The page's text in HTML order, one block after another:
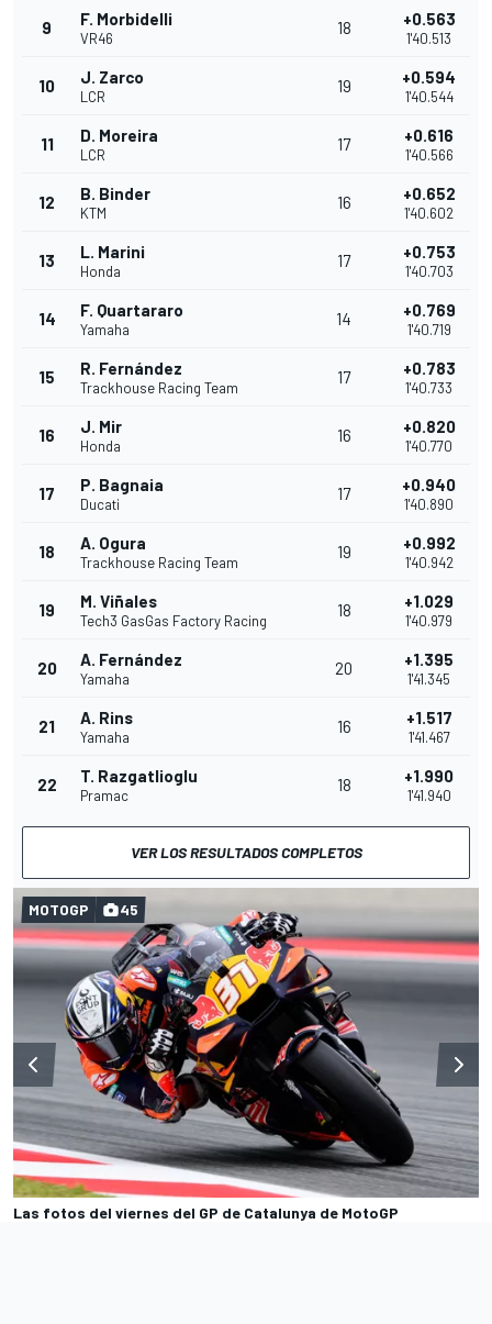
9 F. Morbidelli
VR46
18 +0.563
1'40.513
10 J. Zarco
LCR
19 +0.594
1'40.544
11 D. Moreira
LCR
17 +0.616
1'40.566
12 B. Binder
KTM
16 +0.652
1'40.602
13 L. Marini
Honda
17 +0.753
1'40.703
14 F. Quartararo
Yamaha
14 +0.769
1'40.719
15 R. Fernández
Trackhouse Racing Team
17 +0.783
1'40.733
16 J. Mir
Honda
16 +0.820
1'40.770
17 P. Bagnaia
Ducati
17 +0.940
1'40.890
18 A. Ogura
Trackhouse Racing Team
19 +0.992
1'40.942
19 M. Viñales
Tech3 GasGas Factory Racing
18 +1.029
1'40.979
20 A. Fernández
Yamaha
20 +1.395
1'41.345
21 A. Rins
Yamaha
16 +1.517
1'41.467
22 T. Razgatlioglu
Pramac
18 +1.990
1'41.940
VER LOS RESULTADOS COMPLETOS
Las fotos del viernes del GP de Catalunya de MotoGP
MOTOGP 45